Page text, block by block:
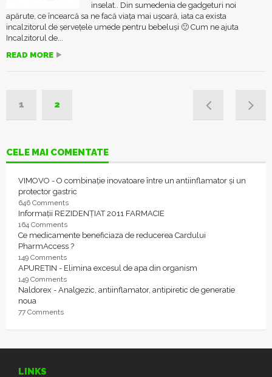
inselat.. Din sumedenia de gadgeturi noi
apărute, ce încearcă sa ne facă viața mai ușoară, iata ca exista
incalzitorul de șervețele umede pentru bebeluși 🙂 Cum ne ajuta
Incalzitorul de...
READ MORE
1 2
CELE MAI COMENTATE
VIMOVO - O combinație inovatoare între un antiinflamator și un
protector gastric
646 Comments
Informații REZIDENȚIAT 2011 FARMACIE
164 Comments
Ce medicamente beneficiaza de reducerea Cardului
PharmAccess ?
149 Comments
APURETIN - Elimina excesul de apa din organism
149 Comments
Naldorex - Analgezic, antiinflamator, antipiretic de generatie
noua
77 Comments
LINKS